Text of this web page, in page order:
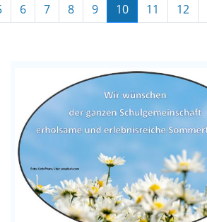
6 7 8 9 10 11 12